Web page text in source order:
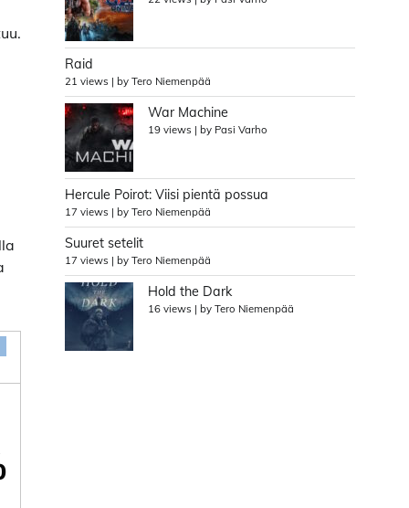
Raid
21 views | by Tero Niemenpää
War Machine
19 views | by Pasi Varho
Hercule Poirot: Viisi pientä possua
17 views | by Tero Niemenpää
Suuret setelit
17 views | by Tero Niemenpää
Hold the Dark
16 views | by Tero Niemenpää